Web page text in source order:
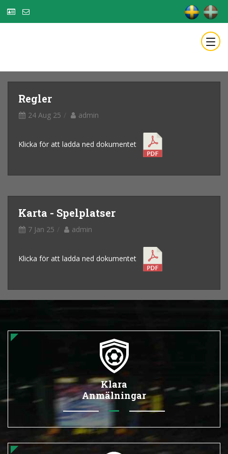
Regler
24 Aug 25 admin
Klicka för att ladda ned dokumentet
Karta - Spelplatser
7 Jan 25 admin
Klicka för att ladda ned dokumentet
Klara
Anmälningar